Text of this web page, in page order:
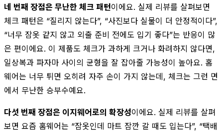
네 번째 장점은 무난한 체크 패턴이에요. 실제 리뷰를 살펴보면
체크 패턴은 “질리지 않는다”, “사진보다 실물이 더 안정적이다”,
“너무 잠옷 같지 않고 외출 준비 전에도 입기 좋다”는 반응이 많
은 편이에요. 이 제품도 체크가 과하게 크거나 화려하지 않다면,
일상복과 파자마 사이의 균형을 잘 잡아줄 가능성이 높아요. 홈
웨어는 너무 튀면 오히려 자주 손이 가지 않는데, 체크는 그런 면
에서 무난한 승부수예요.
다섯 번째 장점은 이지웨어로의 확장성이에요. 실제 리뷰를 살펴
보면 요즘 홈웨어는 “잠옷인데 마트 잠깐 갈 때도 입는다”, “택배